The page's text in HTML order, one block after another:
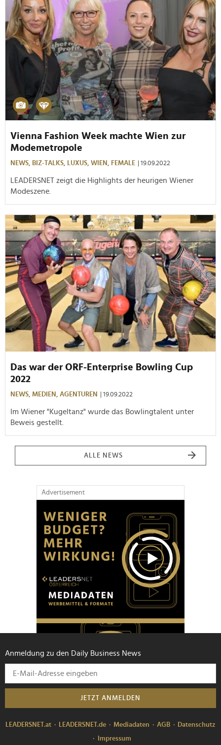
Vienna Fashion Week machte Wien zur
Modemetropole
NEWS, BIZ-TALKS, LUXUS, WIEN, FEMALE | 19.09.2022
LEADERSNET zeigt die Highlights der heurigen Wiener
Modeszene.
Das war der ORF-Enterprise Bowling Cup
2022
NEWS, MEDIEN, AGENTUREN | 19.09.2022
Im Wiener "Kugeltanz" wurde das Bowlingtalent unter
Beweis gestellt.
ALLE NEWS
Advertisement
Anmeldung zu den Daily Business News
JETZT ANMELDEN
LEADERSNET.at LEADERSNET.de Mediadaten AGB
Datenschutz
Impressum